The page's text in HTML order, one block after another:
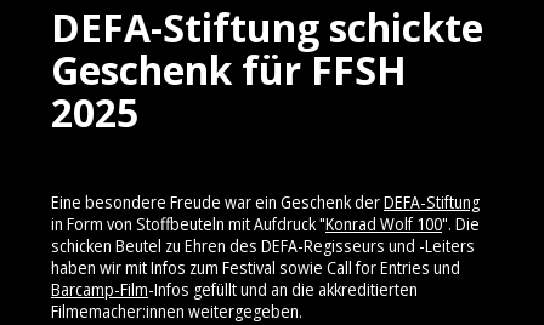
DEFA-Stiftung schickte
Geschenk für FFSH
2025
Eine besondere Freude war ein Geschenk derDEFA-Stiftung
in Form von Stoffbeuteln mit Aufdruck "Konrad Wolf 100". Die
schicken Beutel zu Ehren des DEFA-Regisseurs und -Leiters
haben wir mit Infos zum Festival sowie Call for Entries und
Barcamp-Film-Infos gefüllt und an die akkreditierten
Filmemacher:innen weitergegeben.